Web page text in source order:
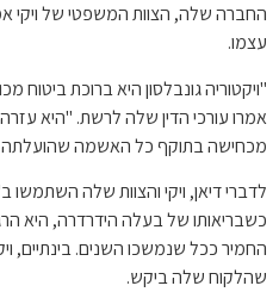
החברה שלה, הצוות המשפטי של ויקי
עצמו.
מכחישה בתוקף כל האשמה שהועלתה
לדברי דיאן, ויקי והצוות שלה השתמשו
כשבריאותו של בעלה הידרדרה, היא
החמיר ככל שנמשכו השנים. בינתיים,
שהלקוח שלה ביקש.